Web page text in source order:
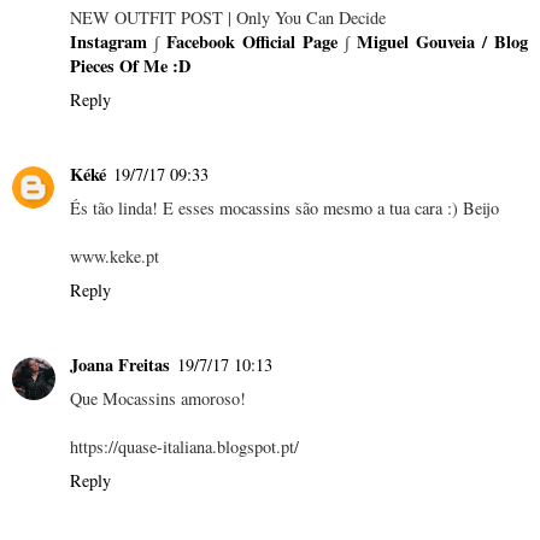
NEW OUTFIT POST | Only You Can Decide
Instagram ∫ Facebook Official Page ∫ Miguel Gouveia / Blog
Pieces Of Me :D
Reply
Kéké 19/7/17 09:33
És tão linda! E esses mocassins são mesmo a tua cara :) Beijo
www.keke.pt
Reply
Joana Freitas 19/7/17 10:13
Que Mocassins amoroso!
https://quase-italiana.blogspot.pt/
Reply